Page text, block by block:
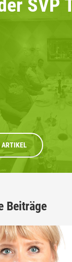
SVP
ARTIKEL
Beiträge